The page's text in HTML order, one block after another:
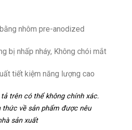
nhôm pre-anodized
bị nhấp nháy, Không chói mắt
tiết kiệm năng lượng cao
trên có thể không chính xác.
về sản phẩm được nêu
sản xuất